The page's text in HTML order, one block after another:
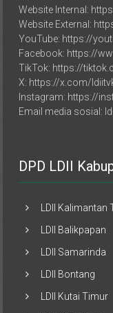
Website External:
YouTube: https://
Facebook: https://
TikTok: https://
X: https://x.com/
Instagram: https://
Email media sosial:
LDII Samarinda
LDII Kutai Timur